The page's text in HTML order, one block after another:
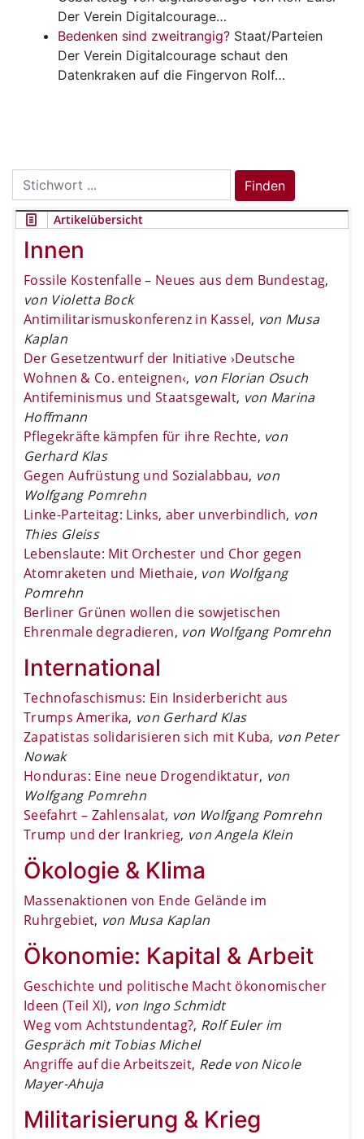
Der Verein Digitalcourage…
Bedenken sind zweitrangig? Staat/Parteien
Der Verein Digitalcourage schaut den
Datenkraken auf die Fingervon Rolf…
Search
for:
Finden
Artikelübersicht
Innen
Fossile Kostenfalle – Neues aus dem Bundestag,
von Violetta Bock
Antimilitarismuskonferenz in Kassel, von Musa
Kaplan
Der Gesetzentwurf der Initiative ›Deutsche
Wohnen & Co. enteignen‹, von Florian Osuch
Antifeminismus und Staatsgewalt, von Marina
Hoffmann
Pflegekräfte kämpfen für ihre Rechte, von
Gerhard Klas
Gegen Aufrüstung und Sozialabbau, von
Wolfgang Pomrehn
Linke-Parteitag: Links, aber unverbindlich, von
Thies Gleiss
Lebenslaute: Mit Orchester und Chor gegen
Atomraketen und Miethaie, von Wolfgang
Pomrehn
Berliner Grünen wollen die sowjetischen
Ehrenmale degradieren, von Wolfgang Pomrehn
International
Technofaschismus: Ein Insiderbericht aus
Trumps Amerika, von Gerhard Klas
Zapatistas solidarisieren sich mit Kuba, von Peter
Nowak
Honduras: Eine neue Drogendiktatur, von
Wolfgang Pomrehn
Seefahrt – Zahlensalat, von Wolfgang Pomrehn
Trump und der Irankrieg, von Angela Klein
Ökologie & Klima
Massenaktionen von Ende Gelände im
Ruhrgebiet, von Musa Kaplan
Ökonomie: Kapital & Arbeit
Geschichte und politische Macht ökonomischer
Ideen (Teil XI), von Ingo Schmidt
Weg vom Achtstundentag?, Rolf Euler im
Gespräch mit Tobias Michel
Angriffe auf die Arbeitszeit, Rede von Nicole
Mayer-Ahuja
Militarisierung & Krieg